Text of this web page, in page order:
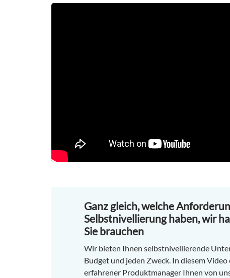
Ganz gleich, welche
Selbstnivellierung haben, wir
Sie brauchen
Wir bieten Ihnen selbstnivellierende
Budget und jeden Zweck. In diesem Video
erfahrener Produktmanager Ihnen von